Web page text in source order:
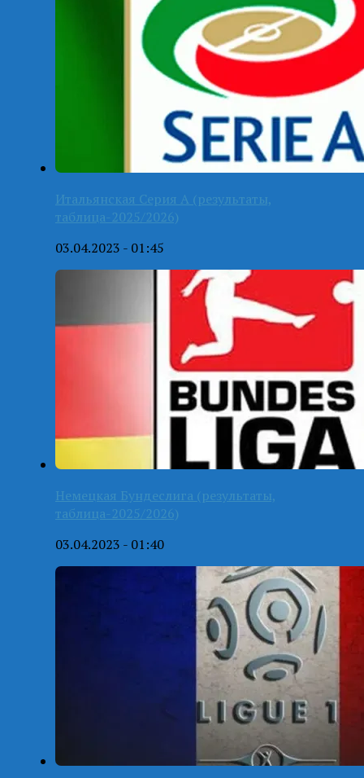
Итальянская Серия А (результаты,
таблица-2025/2026)
03.04.2023 - 01:45
Немецкая Бундеслига (результаты,
таблица-2025/2026)
03.04.2023 - 01:40